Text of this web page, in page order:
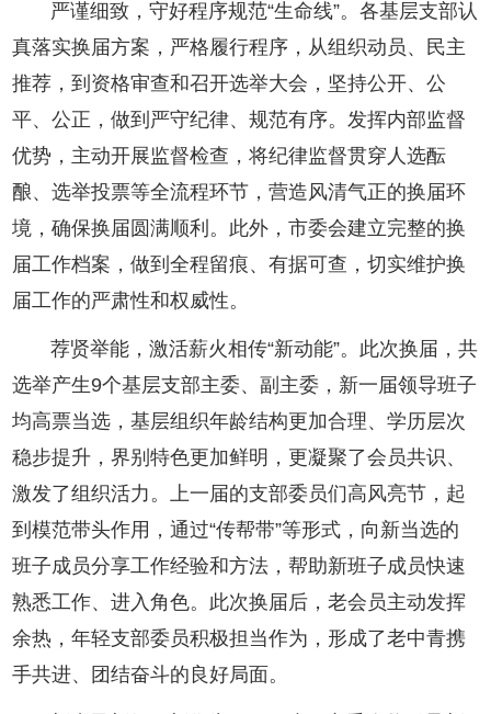
严谨细致，守好程序规范“生命线”。各基层支部认
真落实换届方案，严格履行程序，从组织动员、民主
推荐，到资格审查和召开选举大会，坚持公开、公
平、公正，做到严守纪律、规范有序。发挥内部监督
优势，主动开展监督检查，将纪律监督贯穿人选酝
酿、选举投票等全流程环节，营造风清气正的换届环
境，确保换届圆满顺利。此外，市委会建立完整的换
届工作档案，做到全程留痕、有据可查，切实维护换
届工作的严肃性和权威性。
荐贤举能，激活薪火相传“新动能”。此次换届，共
选举产生9个基层支部主委、副主委，新一届领导班子
均高票当选，基层组织年龄结构更加合理、学历层次
稳步提升，界别特色更加鲜明，更凝聚了会员共识、
激发了组织活力。上一届的支部委员们高风亮节，起
到模范带头作用，通过“传帮带”等形式，向新当选的
班子成员分享工作经验和方法，帮助新班子成员快速
熟悉工作、进入角色。此次换届后，老会员主动发挥
余热，年轻支部委员积极担当作为，形成了老中青携
手共进、团结奋斗的良好局面。